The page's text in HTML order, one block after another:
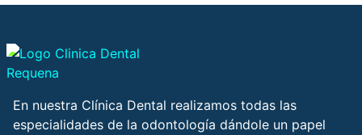
En nuestra Clínica Dental realizamos todas las
especialidades de la odontología dándole un papel